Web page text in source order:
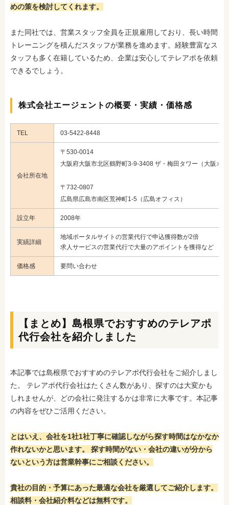
めの策を検討してくれます。
また同社では、営業スタッフ全員を正規雇用しており、長い時間
トレーニングを積んだスタッフが業務を進めます。経験豊富なス
タッフも多く在籍しているため、企業は安心してテレアポを依頼
できるでしょう。
株式会社エージェントの概要・実績・価格感
TEL 03-5422-8448
会社所在地
〒530-0014
大阪府大阪市北区鶴野町3-9-3408 ザ・梅田タワー（大阪オ
〒732-0807
広島県広島市南区荒神町1-5（広島オフィス）
設立年 2008年
実績詳細
地域ポータルサイトの営業代行で申込獲得数が2倍
求人サービスの営業代行で大量のアポイントを獲得など
価格感 要問い合わせ
【まとめ】島根県でおすすめのテレアポ
代行会社を紹介しました
本記事では島根県でおすすめのテレアポ代行会社をご紹介しまし
た。 テレアポ代行会社はたくさん数があり、探すのは大変かも
しれませんが、どの会社に発注するかは非常に大事です。本記事
の内容をぜひご活用ください。
とはいえ、会社を1社1社丁寧に確認しながら探す時間はなかなか
作れないかと思います。 探す時間がない・会社の違いが分から
ないという方は営業幹事にご相談ください。
貴社の目的・予算にあった最適な会社を厳選してご紹介します。
相談料・会社紹介料などは無料です。